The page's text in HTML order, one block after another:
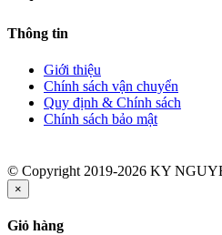
Thông tin
Giới thiệu
Chính sách vận chuyển
Quy định & Chính sách
Chính sách bảo mật
© Copyright 2019-2026 KY
×
Giỏ hàng